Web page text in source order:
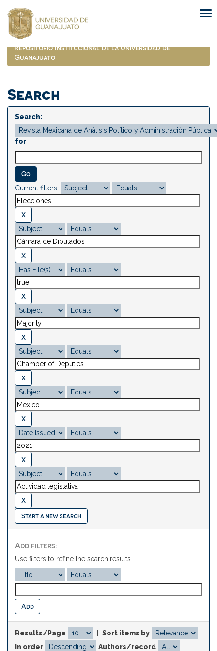
navigation
Repositorio Institucional de la Universidad de
Guanajuato
Search
Search:
for
Current filters:
Start a new search
Add filters:
Use filters to refine the search results.
Results/Page
Sort items by
In order
Authors/record